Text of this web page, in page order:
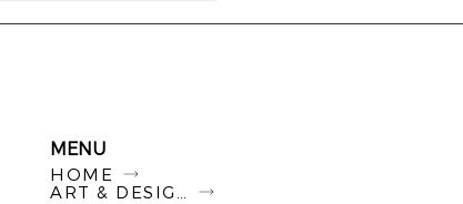
MENU
HOME
ART & DESIGN